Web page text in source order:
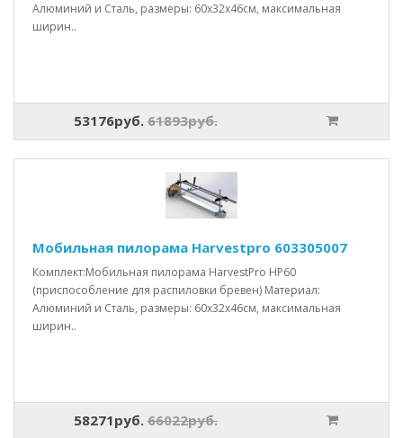
Алюминий и Сталь, размеры: 60x32x46см, максимальная
ширин..
53176руб. 61893руб.
Мобильная пилорама Harvestpro 603305007
Комплект:Мобильная пилорама HarvestPro HP60
(приспособление для распиловки бревен) Материал:
Алюминий и Сталь, размеры: 60x32x46см, максимальная
ширин..
58271руб. 66022руб.